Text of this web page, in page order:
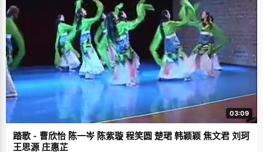
03:09
踏歌 - 曹欣怡 陈一岑 陈紫璇 程笑圆 楚珺 韩颖颖 焦文君 刘珂
王思源 庄惠芷